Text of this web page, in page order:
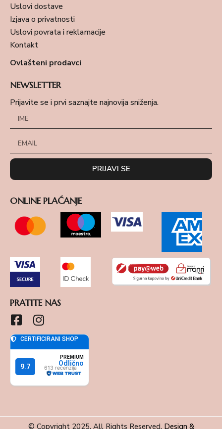
Uslovi dostave
Izjava o privatnosti
Uslovi povrata i reklamacije
Kontakt
Ovlašteni prodavci
NEWSLETTER
Prijavite se i prvi saznajte najnovija sniženja.
PRIJAVI SE
ONLINE PLAĆANJE
PRATITE NAS
© Copyright 2025. All Rights Reserved. Design &